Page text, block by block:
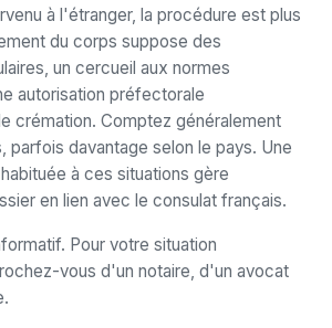
à l'étranger, la procédure est plus
du corps suppose des
un cercueil aux normes
autorisation préfectorale
crémation. Comptez généralement
parfois davantage selon le pays. Une
à ces situations gère
en lien avec le consulat français.
Pour votre situation
vous d'un notaire, d'un avocat